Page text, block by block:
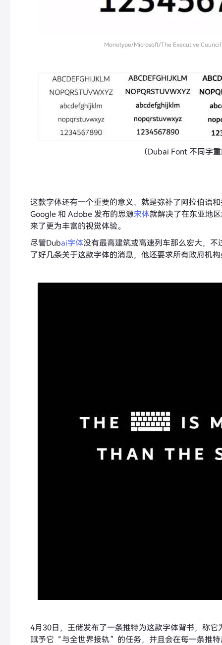
Monotype/Microsoft/The Executive
（Dubai Font 不同字
这款字体还有一个重要的意义，就是弥补了阿拉伯语
Google 和 Adobe 发布的思源宋体就解决了在东亚地
来了更为丰富的视觉体验。
尽管Dubai字体没有最高建筑或高速列车那么宏大，
了好几条关于这款字体的消息，他还要求所有政府机
4月30日，王储发布了一条推特为这款字体背书，称
赋予它“与全世界接轨”的任务，并且会在每一条推特